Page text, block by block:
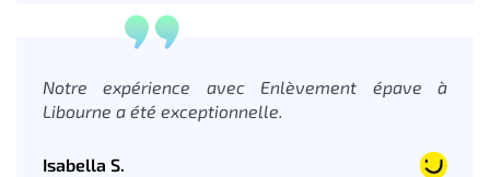
Notre expérience avec Enlèvement épave à
Libourne a été exceptionnelle.
Isabella S.